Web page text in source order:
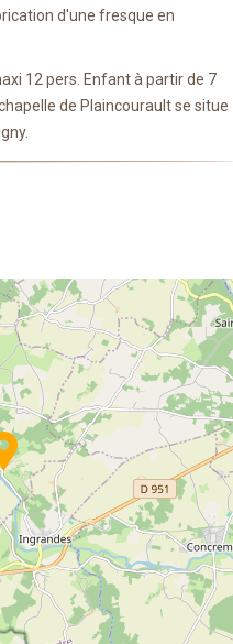
d'une fresque en
12 pers. Enfant à partir de 7
de Plaincourault se situe